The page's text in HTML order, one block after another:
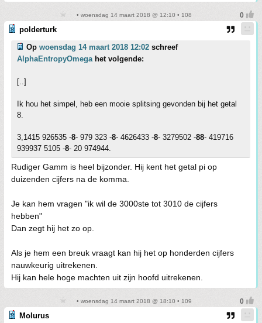
• woensdag 14 maart 2018 @ 12:10 • 108
polderturk
Op woensdag 14 maart 2018 12:02 schreef
AlphaEntropyOmegahet volgende:
[..]
Ik hou het simpel, heb een mooie splitsing gevonden bij het getal
8.
3,1415 926535 -8- 979 323 -8- 4626433 -8- 3279502 -88- 419716
939937 5105 -8- 20 974944.
Rudiger Gamm is heel bijzonder. Hij kent het getal pi op
duizenden cijfers na de komma.
Je kan hem vragen "ik wil de 3000ste tot 3010 de cijfers
hebben"
Dan zegt hij het zo op.
Als je hem een breuk vraagt kan hij het op honderden cijfers
nauwkeurig uitrekenen.
Hij kan hele hoge machten uit zijn hoofd uitrekenen.
• woensdag 14 maart 2018 @ 18:10 • 109
Molurus